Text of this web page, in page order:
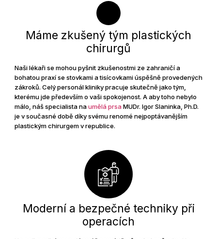
Máme zkušený tým plastických
chirurgů
Naši lékaři se mohou pyšnit zkušenostmi ze zahraničí a
bohatou praxí se stovkami a tisícovkami úspěšně provedených
zákroků. Celý personál kliniky pracuje skutečně jako tým,
kterému jde především o vaši spokojenost. A aby toho nebylo
málo, náš specialista naumělá prsa MUDr. Igor Slaninka, Ph.D.
je v současné době díky svému renomé nejpoptávanějším
plastickým chirurgem v republice.
Moderní a bezpečné techniky při
operacích